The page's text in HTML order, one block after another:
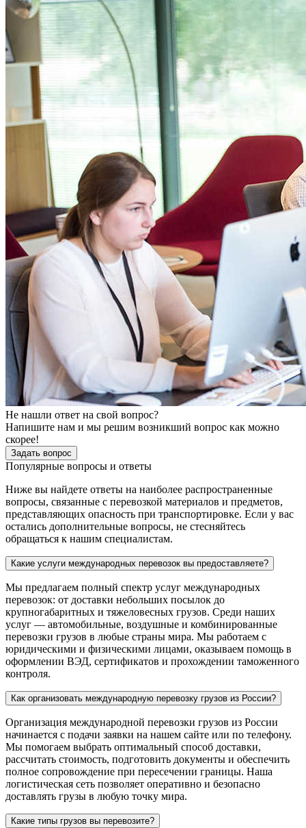
Не нашли ответ на свой вопрос?
Напишите нам и мы решим возникший вопрос как можно
скорее!
Задать вопрос
Популярные вопросы и ответы
Ниже вы найдете ответы на наиболее распространенные
вопросы, связанные с перевозкой материалов и предметов,
представляющих опасность при транспортировке. Если у вас
остались дополнительные вопросы, не стесняйтесь
обращаться к нашим специалистам.
Какие услуги международных перевозок вы предоставляете?
Мы предлагаем полный спектр услуг международных
перевозок: от доставки небольших посылок до
крупногабаритных и тяжеловесных грузов. Среди наших
услуг — автомобильные, воздушные и комбинированные
перевозки грузов в любые страны мира. Мы работаем с
юридическими и физическими лицами, оказываем помощь в
оформлении ВЭД, сертификатов и прохождении таможенного
контроля.
Как организовать международную перевозку грузов из России?
Организация международной перевозки грузов из России
начинается с подачи заявки на нашем сайте или по телефону.
Мы помогаем выбрать оптимальный способ доставки,
рассчитать стоимость, подготовить документы и обеспечить
полное сопровождение при пересечении границы. Наша
логистическая сеть позволяет оперативно и безопасно
доставлять грузы в любую точку мира.
Какие типы грузов вы перевозите?